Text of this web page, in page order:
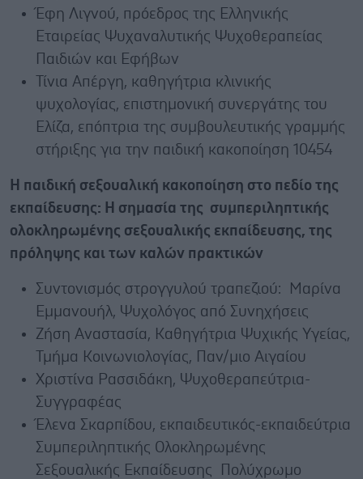
Έφη Λιγνού, πρόεδρος της Ελληνικής
Εταιρείας Ψυχαναλυτικής Ψυχοθεραπείας
Παιδιών και Εφήβων
Τίνια Απέργη, καθηγήτρια κλινικής
ψυχολογίας, επιστημονική συνεργάτης του
Ελίζα, επόπτρια της συμβουλευτικής γραμμής
στήριξης για την παιδική κακοποίηση 10454
Η παιδική σεξουαλική κακοποίηση στο πεδίο της
εκπαίδευσης: Η σημασία της συμπεριληπτικής
ολοκληρωμένης σεξουαλικής εκπαίδευσης, της
πρόληψης και των καλών πρακτικών
Συντονισμός στρογγυλού τραπεζιού: Μαρίνα
Εμμανουήλ, Ψυχολόγος από Συνηχήσεις
Ζήση Αναστασία, Καθηγήτρια Ψυχικής Υγείας,
Τμήμα Κοινωνιολογίας, Παν/μιο Αιγαίου
Χριστίνα Ρασσιδάκη, Ψυχοθεραπεύτρια-
Συγγραφέας
Έλενα Σκαρπίδου, εκπαιδευτικός-εκπαιδεύτρια
Συμπεριληπτικής Ολοκληρωμένης
Σεξουαλικής Εκπαίδευσης Πολύχρωμο